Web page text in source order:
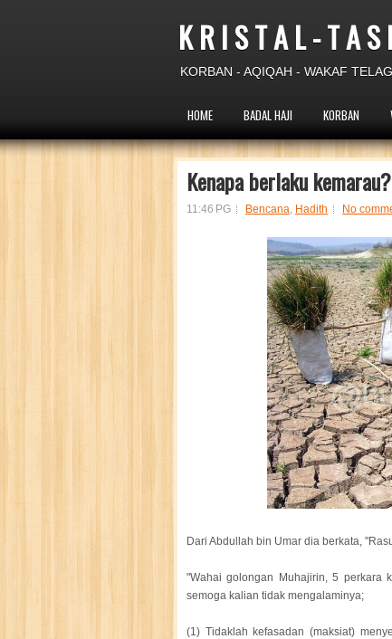
K R I S T A L - T A S
KORBAN - AQIQAH - WAKAF
HOME BADAL HAJI KORBAN
Kenapa berlaku
11:46 PG Bencana, Hadith No
Dari Abdullah bin Umar dia berkata,
"Wahai golongan Muhajirin, 5 perkara
semoga kalian tidak mengalaminya;
(1) Tidaklah kefasadan (maksiat)